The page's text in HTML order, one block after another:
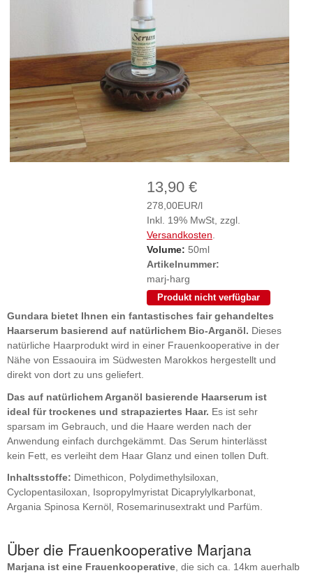
13,90 €
278,00EUR/l
Inkl. 19% MwSt, zzgl.
Versandkosten.
Volume: 50ml
Artikelnummer:
marj-harg
Gundara bietet Ihnen ein fantastisches fair gehandeltes
Haarserum basierend auf natürlichem Bio-Arganöl. Dieses
natürliche Haarprodukt wird in einer Frauenkooperative in der
Nähe von Essaouira im Südwesten Marokkos hergestellt und
direkt von dort zu uns geliefert.
Das auf natürlichem Arganöl basierende Haarserum ist
ideal für trockenes und strapaziertes Haar. Es ist sehr
sparsam im Gebrauch, und die Haare werden nach der
Anwendung einfach durchgekämmt. Das Serum hinterlässt
kein Fett, es verleiht dem Haar Glanz und einen tollen Duft.
Inhaltsstoffe: Dimethicon, Polydimethylsiloxan,
Cyclopentasiloxan, Isopropylmyristat Dicaprylylkarbonat,
Argania Spinosa Kernöl, Rosemarinusextrakt und Parfüm.
Über die Frauenkooperative Marjana
Marjana ist eine Frauenkooperative , die sich ca. 14km auerhalb